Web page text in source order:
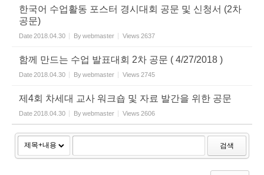
한국어 수업활동 포스터 경시대회 공문 및 신청서 (2차
공문)
Date2018.04.30 Bywebmaster Views 2637
함께 만드는 수업 발표대회 2차 공문 ( 4/27/2018 )
Date2018.04.30 Bywebmaster Views 2745
제4회 차세대 교사 워크숍 및 자료 발간을 위한 공문
Date2018.04.30 Bywebmaster Views 2606
검색